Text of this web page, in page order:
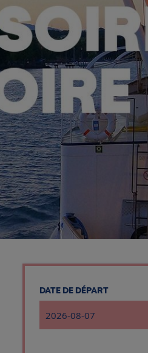
DATE DE DÉPART